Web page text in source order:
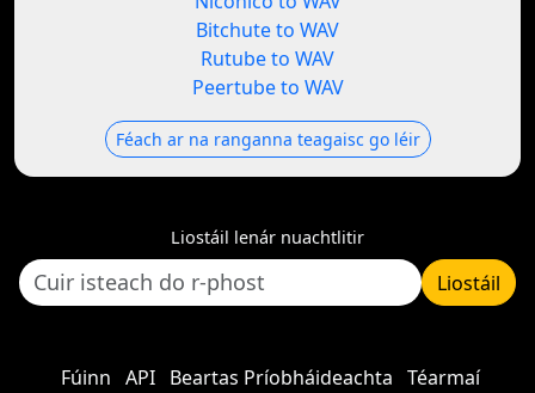
Bitchute to WAV
Rutube to WAV
Peertube to WAV
Féach ar na ranganna teagaisc go léir
Liostáil lenár nuachtlitir
Liostáil
Fúinn API Beartas Príobháideachta Téarmaí